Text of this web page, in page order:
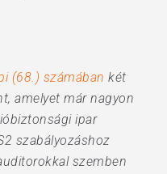
(68.) számában két
amelyet már nagyon
ipar
szabályozáshoz
szemben